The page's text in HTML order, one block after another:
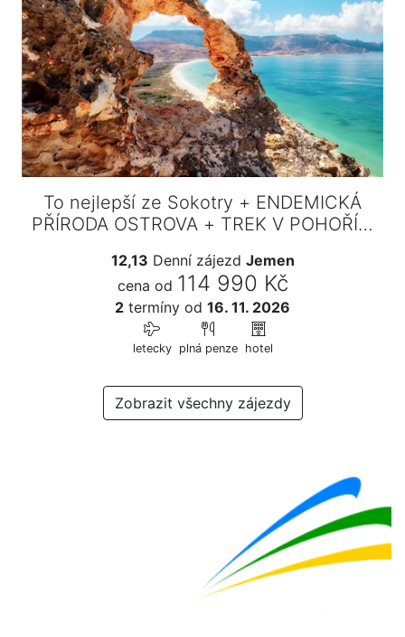
To nejlepší ze Sokotry + ENDEMICKÁ
PŘÍRODA OSTROVA + TREK V POHOŘÍ…
12,13 Denní zájezd Jemen
cena od 114 990 Kč
2 termíny od 16. 11. 2026
letecky plná penze hotel
Zobrazit všechny zájezdy